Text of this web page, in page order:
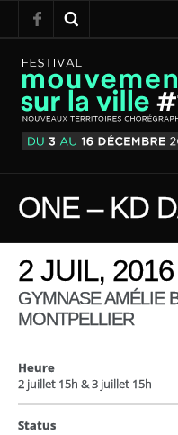
ONE – KD
2 JUIL,
GYMNASE AMÉLIE
MONTPELLIER
Heure
2 juillet 15h & 3 juillet 15h
Status